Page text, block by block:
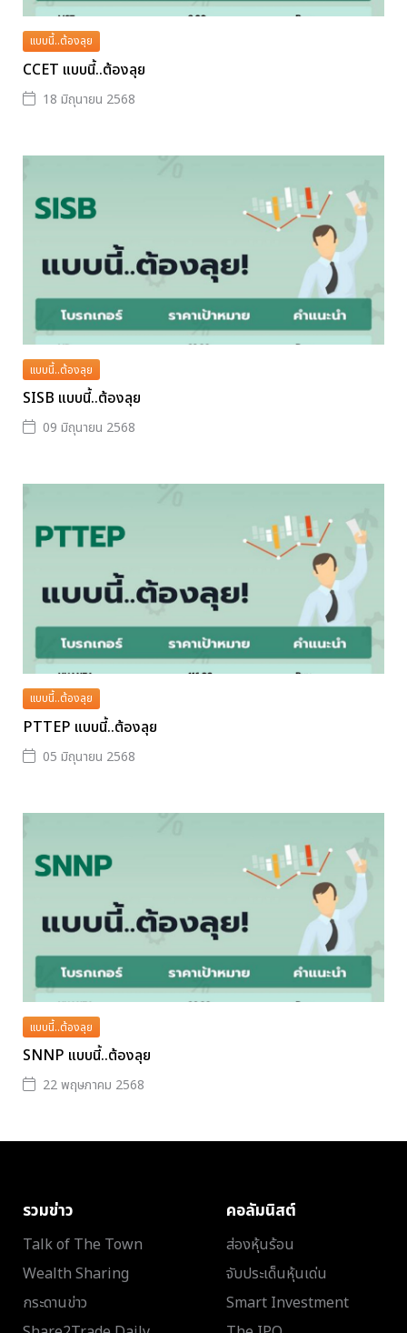
แบบนี้..ต้องลุย
CCET แบบนี้..ต้องลุย
18 มิถุนายน 2568
แบบนี้..ต้องลุย
SISB แบบนี้..ต้องลุย
09 มิถุนายน 2568
แบบนี้..ต้องลุย
PTTEP แบบนี้..ต้องลุย
05 มิถุนายน 2568
แบบนี้..ต้องลุย
SNNP แบบนี้..ต้องลุย
22 พฤษภาคม 2568
รวมข่าว
Talk of The Town
Wealth Sharing
กระดานข่าว
คอลัมนิสต์
ส่องหุ้นร้อน
จับประเด็นหุ้นเด่น
Smart Investment